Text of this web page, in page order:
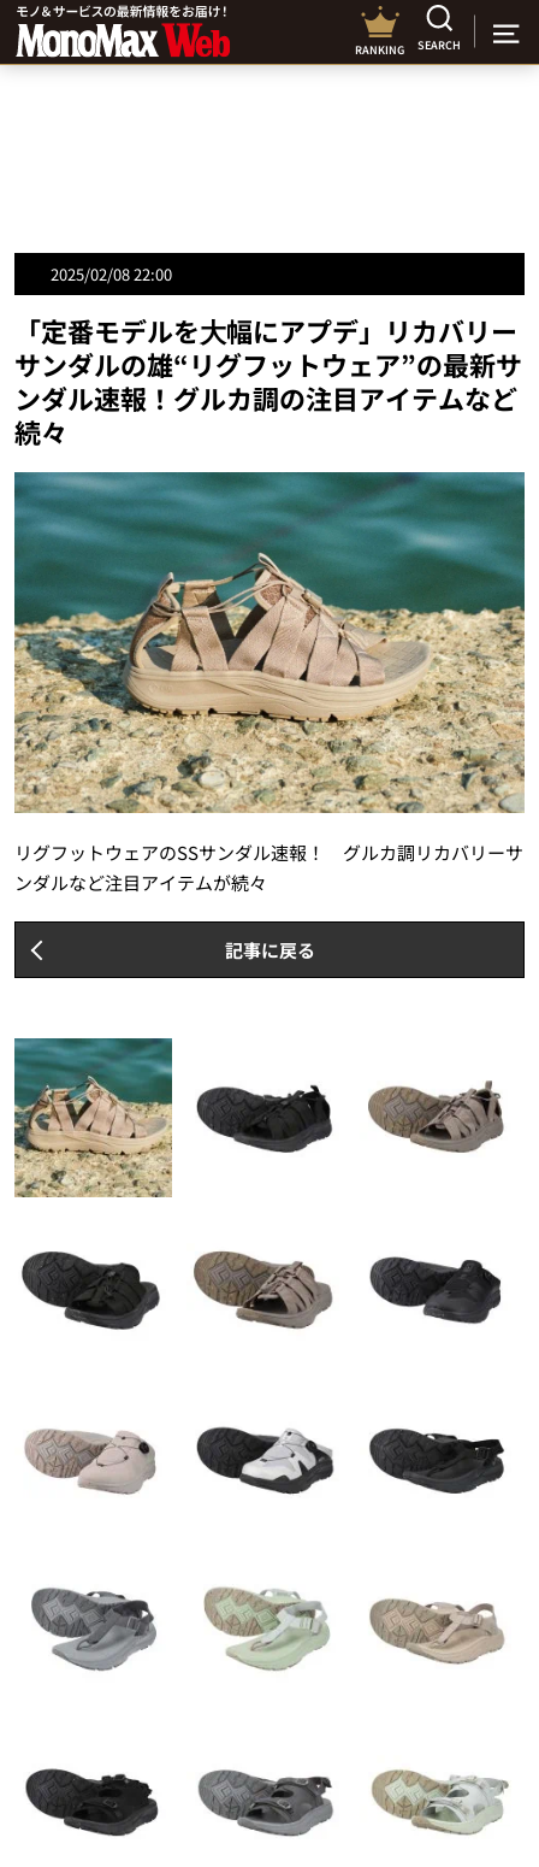
RANKING SEARCH
2025/02/08 22:00
「定番モデルを⼤幅にアプデ」リカバリー
サンダルの雄“リグフットウェア”の最新サ
ンダル速報！グルカ調の注目アイテムなど
続々
リグフットウェアのSSサンダル速報！ グルカ調リカバリーサ
ンダルなど注目アイテムが続々
記事に戻る